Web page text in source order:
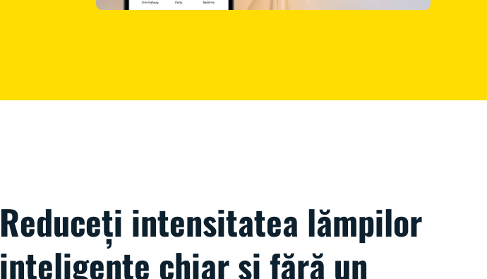
Reduceți intensitatea lămpilor
inteligente chiar și fără un